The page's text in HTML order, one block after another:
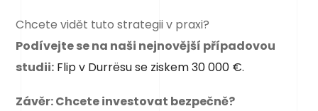
Chcete vidět tuto strategii v praxi?
Podívejte se na naši nejnovější případovou
studii: Flip v Durrësu se ziskem 30 000 €.
Závěr: Chcete investovat bezpečně?